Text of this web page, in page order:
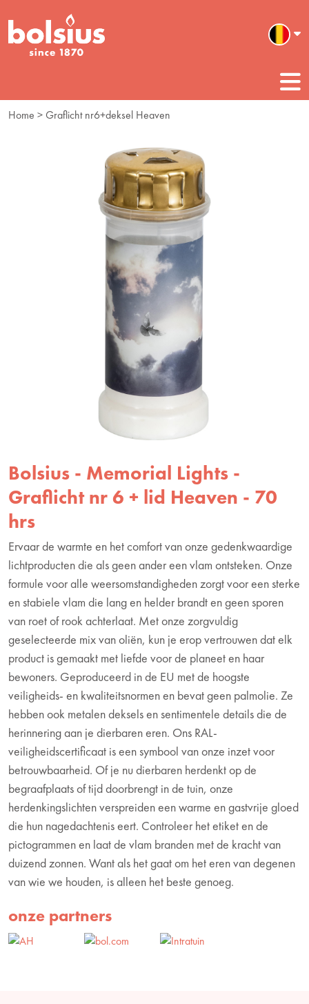
Home > Graflicht nr6+deksel Heaven
Bolsius - Memorial Lights -
Graflicht nr 6 + lid Heaven - 70
hrs
Ervaar de warmte en het comfort van onze gedenkwaardige
lichtproducten die als geen ander een vlam ontsteken. Onze
formule voor alle weersomstandigheden zorgt voor een sterke
en stabiele vlam die lang en helder brandt en geen sporen
van roet of rook achterlaat. Met onze zorgvuldig
geselecteerde mix van oliën, kun je erop vertrouwen dat elk
product is gemaakt met liefde voor de planeet en haar
bewoners. Geproduceerd in de EU met de hoogste
veiligheids- en kwaliteitsnormen en bevat geen palmolie. Ze
hebben ook metalen deksels en sentimentele details die de
herinnering aan je dierbaren eren. Ons RAL-
veiligheidscertificaat is een symbool van onze inzet voor
betrouwbaarheid. Of je nu dierbaren herdenkt op de
begraafplaats of tijd doorbrengt in de tuin, onze
herdenkingslichten verspreiden een warme en gastvrije gloed
die hun nagedachtenis eert. Controleer het etiket en de
pictogrammen en laat de vlam branden met de kracht van
duizend zonnen. Want als het gaat om het eren van degenen
van wie we houden, is alleen het beste genoeg.
onze partners